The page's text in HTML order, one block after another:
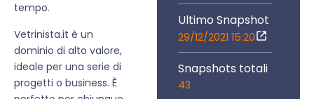
tempo.
Vetrinista.it è un
dominio di alto valore,
ideale per una serie di
progetti o business. È
Ultimo Snapshot
29/12/2021 15:20
Snapshots totali
43